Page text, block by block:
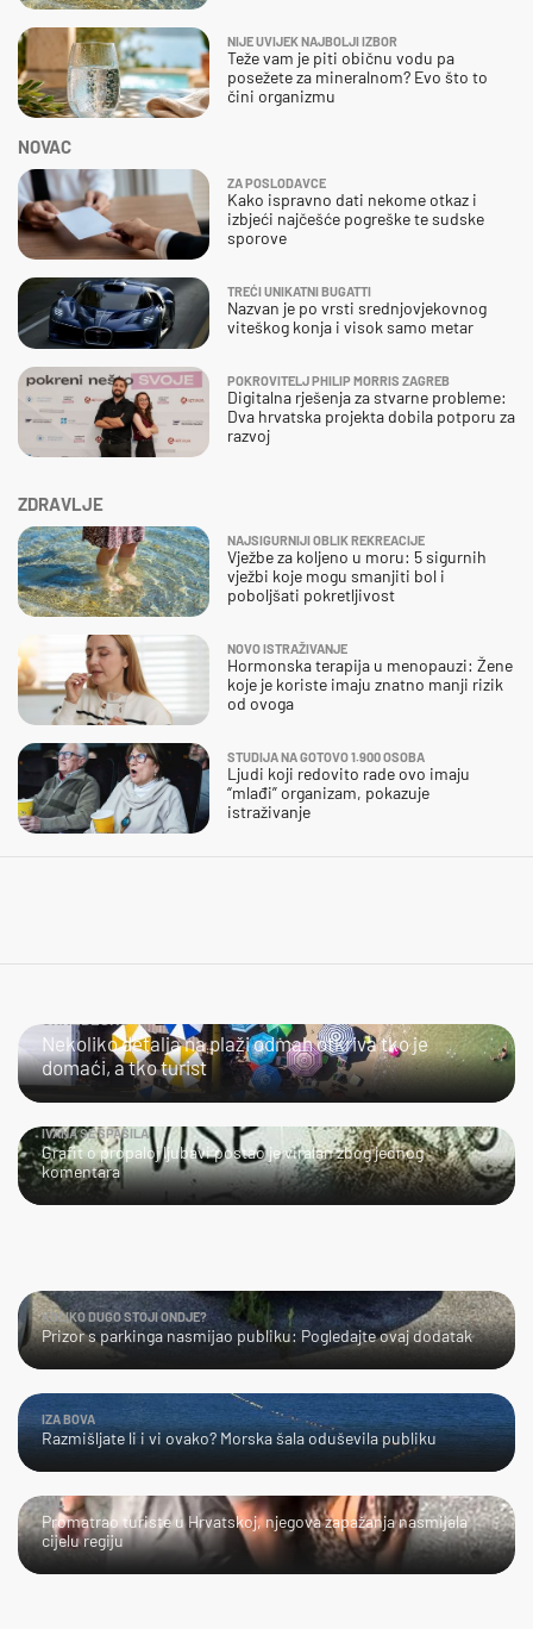
ZDRAVLJE
NAJSIGURNIJI OBLIK REKREACIJE
Vježbe za koljeno u moru: 5 sigurnih
vježbi koje mogu smanjiti bol i
poboljšati pokretljivost
NOVO ISTRAŽIVANJE
Hormonska terapija u menopauzi: Žene
koje je koriste imaju znatno manji rizik
od ovoga
STUDIJA NA GOTOVO 1.900 OSOBA
Ljudi koji redovito rade ovo imaju
“mlađi” organizam, pokazuje
istraživanje
NOVAC
ZA POSLODAVCE
Kako ispravno dati nekome otkaz i
izbjeći najčešće pogreške te sudske
sporove
TREĆI UNIKATNI BUGATTI
Nazvan je po vrsti srednjovjekovnog
viteškog konja i visok samo metar
POKROVITELJ PHILIP MORRIS ZAGREB
Digitalna rješenja za stvarne probleme:
Dva hrvatska projekta dobila potporu za
razvoj
NIJE UVIJEK NAJBOLJI IZBOR
Teže vam je piti običnu vodu pa
posežete za mineralnom? Evo što to
čini organizmu
Nekoliko detalja na plaži odmah otkriva tko je
domaći, a tko turist
IVANA SE SPASILA
Grafit o propaloj ljubavi postao je viralan zbog jednog
komentara
KOLIKO DUGO STOJI ONDJE?
Prizor s parkinga nasmijao publiku: Pogledajte ovaj dodatak
IZA BOVA
Razmišljate li i vi ovako? Morska šala oduševila publiku
LOL
Promatrao turiste u Hrvatskoj, njegova zapažanja nasmijala
cijelu regiju